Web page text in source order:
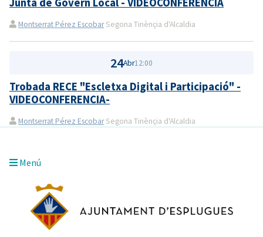
Montserrat Pérez EscobarSegona Tinènçia d'Alcaldia
24Abr12:00
Trobada RECE "Escletxa Digital i Participació" -
VIDEOCONFERENCIA-
Montserrat Pérez EscobarSegona Tinènçia d'Alcaldia
Menú